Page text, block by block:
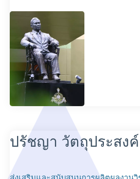
ปรัชญา วัตถุประสงค์